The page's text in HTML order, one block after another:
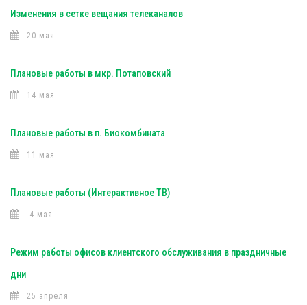
Изменения в сетке вещания телеканалов
20 мая
Плановые работы в мкр. Потаповский
14 мая
Плановые работы в п. Биокомбината
11 мая
Плановые работы (Интерактивное ТВ)
4 мая
Режим работы офисов клиентского обслуживания в праздничные
дни
25 апреля